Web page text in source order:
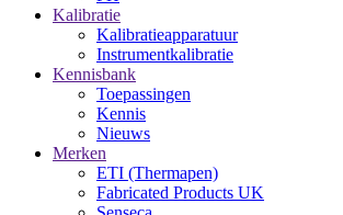
Kalibratie
Kalibratieapparatuur
Instrumentkalibratie
Kennisbank
Toepassingen
Kennis
Nieuws
Merken
ETI (Thermapen)
Fabricated Products UK